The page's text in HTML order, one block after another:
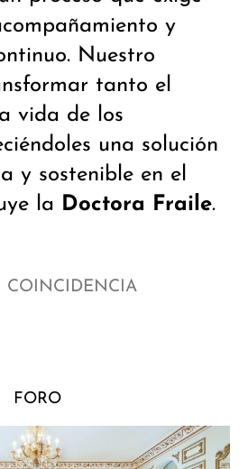
y
Nuestro
tanto el
vida de los
una solución
y sostenible en el
la Doctora Fraile.
COINCIDENCIA
FORO